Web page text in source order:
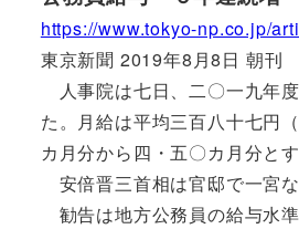
https://www.tokyo-np.co.jp/
東京新聞 2019年8月8日 朝刊
人事院は七日、二〇一九年
た。月給は平均三百八十七円
カ月分から四・五〇カ月分と
安倍晋三首相は官邸で一宮
勧告は地方公務員の給与水